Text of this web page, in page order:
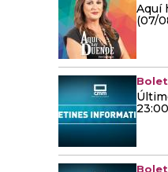
Aquí
(07/